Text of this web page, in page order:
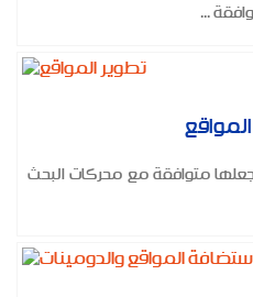
...
متوافقة مع محركات البحث